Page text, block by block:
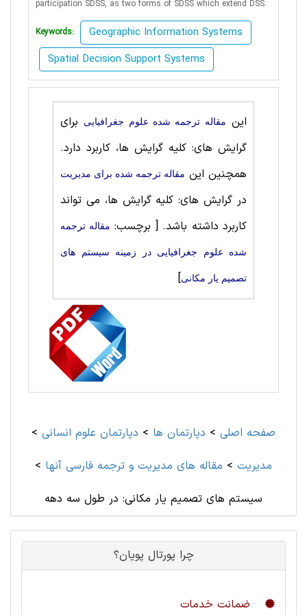
participation SDSS, as two forms of SDSS which extend DSS.
Keywords:
Geographic Information Systems
Spatial Decision Support Systems
این مقاله ترجمه شده علوم جغرافيايی
برای
گرایش های: کلیه گرایش ها، کاربرد دارد.
همچنین این مقاله ترجمه شده برای مديريت
در گرایش های: کلیه گرایش ها، می تواند
کاربرد داشته باشد.[ برچسب: مقاله ترجمه
شده علوم جغرافيايی در زمینه سیستم های
تصمیم یار مکانی]
صفحه اصلی > دپارتمان ها > دپارتمان علوم انسانی >
مديريت > مقاله های مديريت و ترجمه فارسی آنها >
سیستم های تصمیم یار مکانی: در طول سه دهه
چرا پورتال پویان؟
ضمانت خدمات